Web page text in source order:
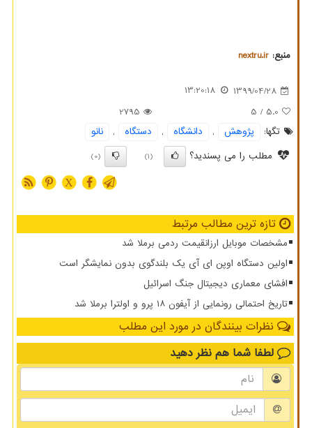
منبع: nextru.ir
1399/04/28
13:20:18
5.0
/ 5
2795
تگها:
پژوهش , دانشگاه , دستگاه ,
نانو
مطلب را می پسندید؟
(1)
(0)
X
تازه ترین مطالب مرتبط
مشخصات موبایل ارزانقیمت ردمی برملا شد
اولین دستگاه اوپن ای آی یک بلندگوی بدون نمایشگر است
افشای معماری دیجیتال جنگ اسرائیل
تاریخ احتمالی رونمایی از آیفون ۱۸ پرو و اولترا برملا شد
نظرات بینندگان در مورد این مطلب
لطفا شما هم نظر دهید